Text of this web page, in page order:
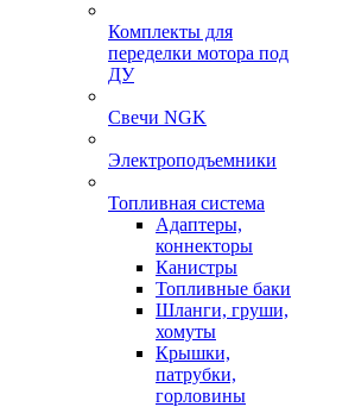
Комплекты для
переделки мотора под
ДУ
Свечи NGK
Электроподъемники
Топливная система
Адаптеры,
коннекторы
Канистры
Топливные баки
Шланги, груши,
хомуты
Крышки,
патрубки,
горловины